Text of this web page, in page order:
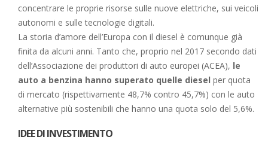
concentrare le proprie risorse sulle nuove elettriche, sui veicoli
autonomi e sulle tecnologie digitali.
La storia d’amore dell’Europa con il diesel è comunque già
finita da alcuni anni. Tanto che, proprio nel 2017 secondo dati
dell’Associazione dei produttori di auto europei (ACEA), le
auto a benzina hanno superato quelle diesel per quota
di mercato (rispettivamente 48,7% contro 45,7%) con le auto
alternative più sostenibili che hanno una quota solo del 5,6%.
IDEE DI INVESTIMENTO